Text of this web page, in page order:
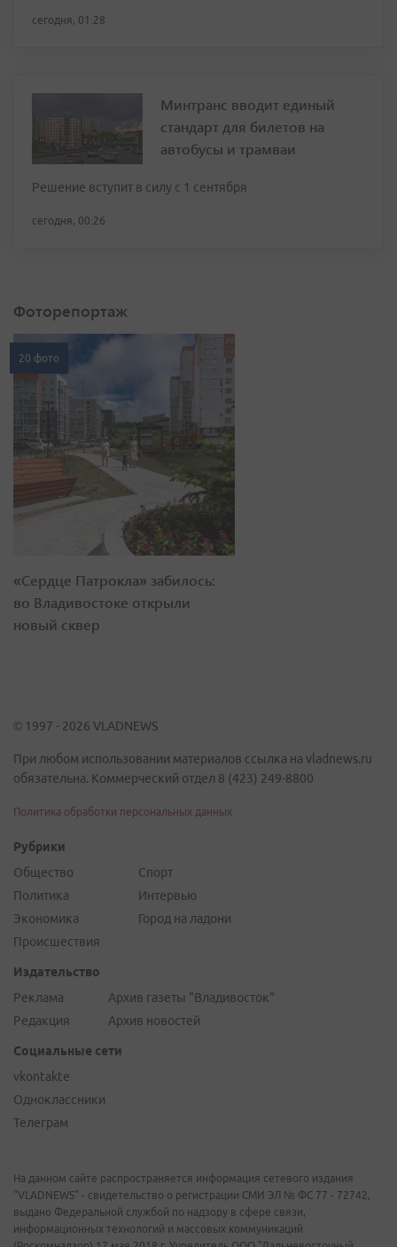
сегодня, 01:28
Минтранс вводит единый
стандарт для билетов на
автобусы и трамваи
Решение вступит в силу с 1 сентября
сегодня, 00:26
Фоторепортаж
20 фото
«Сердце Патрокла» забилось:
во Владивостоке открыли
новый сквер
© 1997 - 2026 VLADNEWS
При любом использовании материалов ссылка на vladnews.ru
обязательна. Коммерческий отдел 8 (423) 249-8800
Политика обработки персональных данных
Рубрики
Общество
Политика
Экономика
Происшествия
Спорт
Интервью
Город на ладони
Издательство
Реклама
Редакция
Архив газеты "Владивосток"
Архив новостей
Социальные сети
vkontakte
Одноклассники
Телеграм
На данном сайте распространяется информация сетевого издания
"VLADNEWS" - свидетельство о регистрации СМИ ЭЛ № ФС 77 - 72742,
выдано Федеральной службой по надзору в сфере связи,
информационных технологий и массовых коммуникаций